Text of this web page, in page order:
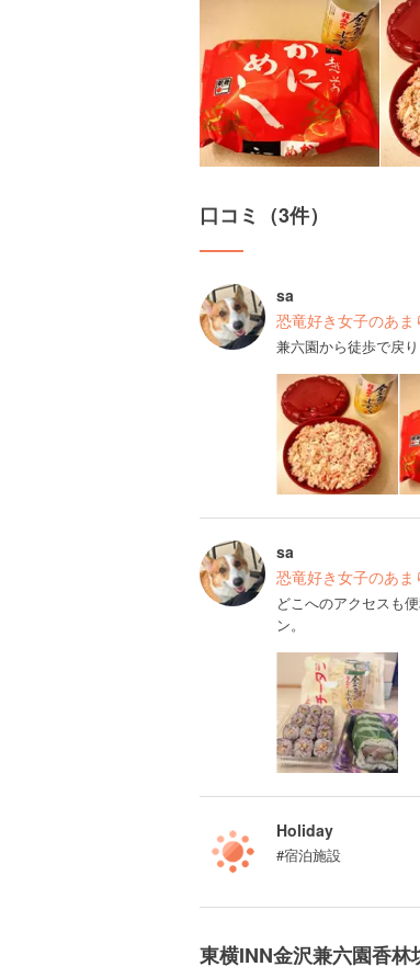
口コミ（3件）
sa
恐竜好き女子のあ
兼六園から徒歩で戻
sa
恐竜好き女子のあ
どこへのアクセスも
ン。
Holiday
#宿泊施設
東横INN金沢兼六園香